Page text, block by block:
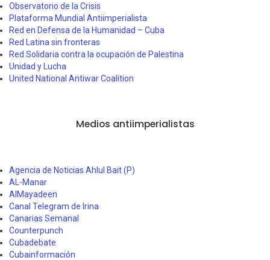
Observatorio de la Crisis
Plataforma Mundial Antiimperialista
Red en Defensa de la Humanidad – Cuba
Red Latina sin fronteras
Red Solidaria contra la ocupación de Palestina
Unidad y Lucha
United National Antiwar Coalition
Medios antiimperialistas
Agencia de Noticias Ahlul Bait (P)
AL-Manar
AlMayadeen
Canal Telegram de Irina
Canarias Semanal
Counterpunch
Cubadebate
Cubainformación